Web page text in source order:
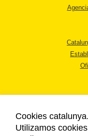
Cookies
Utilizamos